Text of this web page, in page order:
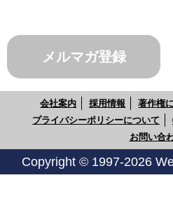
メルマガ登録
会社案内 採用情報 著作権
プライバシーポリシーについて
お問い合
Copyright © 1997-2026